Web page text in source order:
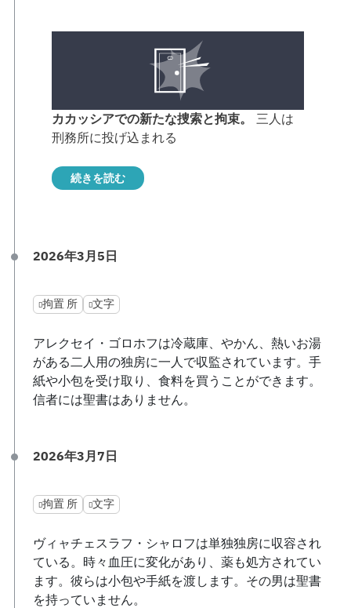
カカッシアでの新たな捜索と拘束。 三人は
刑務所に投げ込まれる
続きを読む
2026年3月5日
拘置 所 文字
アレクセイ・ゴロホフは冷蔵庫、やかん、熱いお湯
がある二人用の独房に一人で収監されています。手
紙や小包を受け取り、食料を買うことができます。
信者には聖書はありません。
2026年3月7日
拘置 所 文字
ヴィャチェスラフ・シャロフは単独独房に収容され
ている。時々血圧に変化があり、薬も処方されてい
ます。彼らは小包や手紙を渡します。その男は聖書
を持っていません。